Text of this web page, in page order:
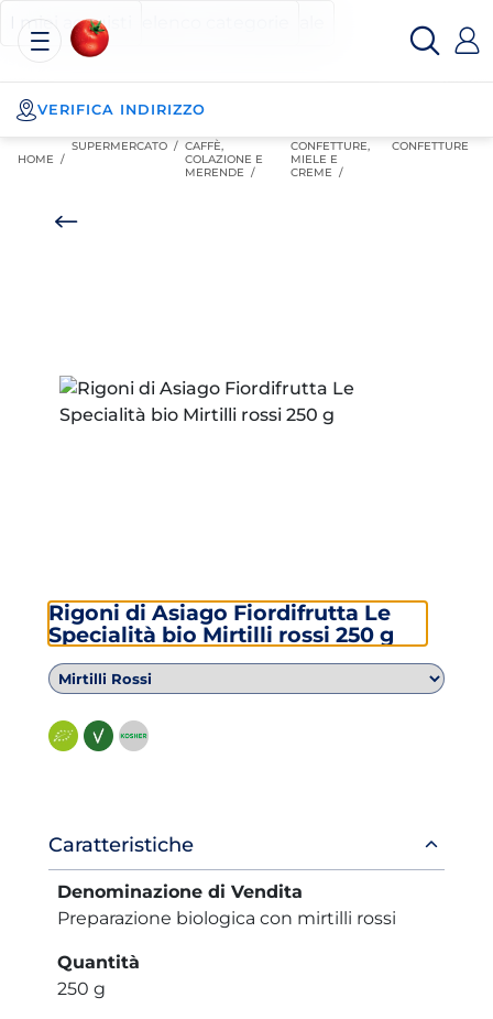
Posizionati sul contenuto principale
Posizionati sull'elenco categorie
I miei acquisti
Esselunga
Spesa
Online
VERIFICA INDIRIZZO
HOME /
SUPERMERCATO / CAFFÈ,
COLAZIONE E
MERENDE /
CONFETTURE,
MIELE E
CREME /
CONFETTURE
Rigoni di Asiago Fiordifrutta Le
Specialità bio Mirtilli rossi 250 g
Informazioni
prodotto
Caratteristiche
Denominazione di Vendita
Preparazione biologica con mirtilli rossi
Quantità
250 g